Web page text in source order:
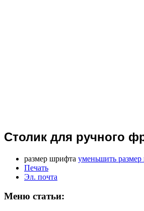
Столик для ручного
размер шрифта уменьшить
Печать
Эл. почта
Меню статьи: